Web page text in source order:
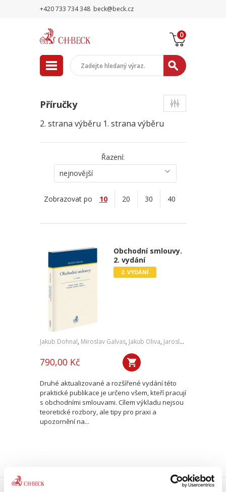
+420 733 734 348 beck@beck.cz
0
Příručky
2. strana výběru 1. strana výběru
Řazení:
nejnovější
Zobrazovat po 10 20 30 40
Obchodní smlouvy.
2. vydání
2. VYDÁNÍ
Jakub Dohnal, Miroslav Galvas, Jakub Oliva, Jaroslav Janoušek
790,00 Kč
Druhé aktualizované a rozšířené vydání této
praktické publikace je určeno všem, kteří pracují
s obchodními smlouvami. Cílem výkladu nejsou
teoretické rozbory, ale tipy pro praxi a
upozornění na...